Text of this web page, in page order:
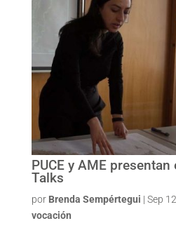
PUCE y AME
Talks
por Brenda Sempértegui | Sep
vocación